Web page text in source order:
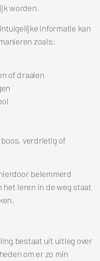
worden.
informatie kan
zoals:
of draaien
verdrietig of
belemmerd
leren in de weg staat
bestaat uit uitleg over
om er zo min